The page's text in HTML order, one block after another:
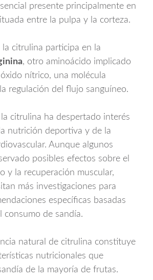
presente principalmente en
entre la pulpa y la corteza.
la citrulina participa en la
, otro aminoácido implicado
nítrico, una molécula
regulación del flujo sanguíneo.
citrulina ha despertado interés
nutrición deportiva y de la
Aunque algunos
posibles efectos sobre el
y la recuperación muscular,
más investigaciones para
específicas basadas
consumo de sandía.
natural de citrulina constituye
nutricionales que
de la mayoría de frutas.